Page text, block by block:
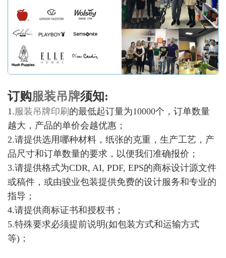
订购服装吊牌须知:
1.服装吊牌印刷 的最低起订量为10000个，订单数量
越大，产品的单价会越优惠；
2.请提供选用哪种材料，纸张的克重，生产工艺，产
品尺寸和订单数量的要求，以便我们准确报价；
3.请提供格式为CDR, AI, PDF, EPS的商标设计源文件
或稿件，或由骏业包装提供免费的设计服务和专业的
指导；
4.请提供商标证书和授权书；
5.特殊要求必须提前说明(如包装方式和运输方式
等)；